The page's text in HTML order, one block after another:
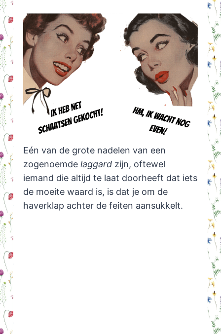
Orriëns
Eén van de grote nadelen van een
zogenoemde laggardzijn, oftewel
iemand die altijd te laat doorheeft dat iets
de moeite waard is, is dat je om de
haverklap achter de feiten aansukkelt.